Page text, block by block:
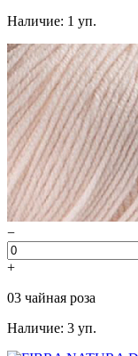
Наличие: 1 уп.
−
+
03 чайная роза
Наличие: 3 уп.